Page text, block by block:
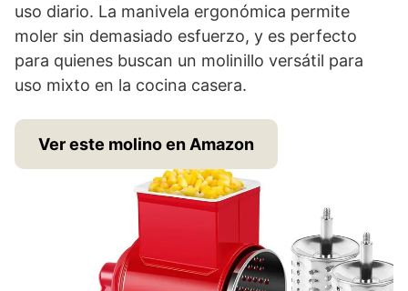
uso diario. La manivela ergonómica permite
moler sin demasiado esfuerzo, y es perfecto
para quienes buscan un molinillo versátil para
uso mixto en la cocina casera.
Ver este molino en Amazon